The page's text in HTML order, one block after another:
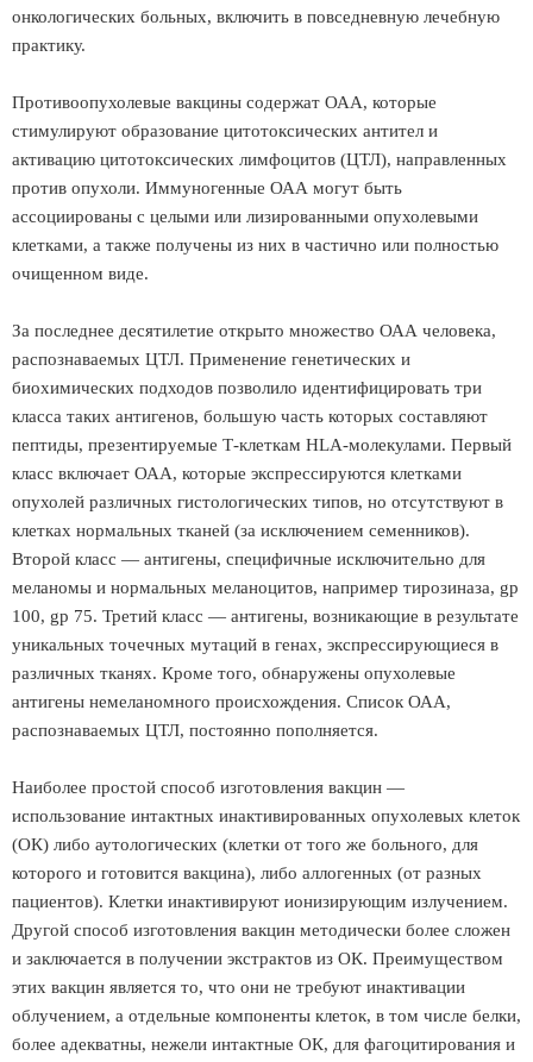
онкологических больных, включить в повседневную лечебную
практику.
Противоопухолевые вакцины содержат ОАА, которые
стимулируют образование цитотоксических антител и
активацию цитотоксических лимфоцитов (ЦТЛ), направленных
против опухоли. Иммуногенные ОАА могут быть
ассоциированы с целыми или лизированными опухолевыми
клетками, а также получены из них в частично или полностью
очищенном виде.
За последнее десятилетие открыто множество ОАА человека,
распознаваемых ЦТЛ. Применение генетических и
биохимических подходов позволило идентифицировать три
класса таких антигенов, большую часть которых составляют
пептиды, презентируемые Т-клеткам HLA-молекулами. Первый
класс включает ОАА, которые экспрессируются клетками
опухолей различных гистологических типов, но отсутствуют в
клетках нормальных тканей (за исключением семенников).
Второй класс — антигены, специфичные исключительно для
меланомы и нормальных меланоцитов, например тирозиназа, gp
100, gp 75. Третий класс — антигены, возникающие в результате
уникальных точечных мутаций в генах, экспрессирующиеся в
различных тканях. Кроме того, обнаружены опухолевые
антигены немеланомного происхождения. Список ОАА,
распознаваемых ЦТЛ, постоянно пополняется.
Наиболее простой способ изготовления вакцин —
использование интактных инактивированных опухолевых клеток
(ОК) либо аутологических (клетки от того же больного, для
которого и готовится вакцина), либо аллогенных (от разных
пациентов). Клетки инактивируют ионизирующим излучением.
Другой способ изготовления вакцин методически более сложен
и заключается в получении экстрактов из ОК. Преимуществом
этих вакцин является то, что они не требуют инактивации
облучением, а отдельные компоненты клеток, в том числе белки,
более адекватны, нежели интактные ОК, для фагоцитирования и